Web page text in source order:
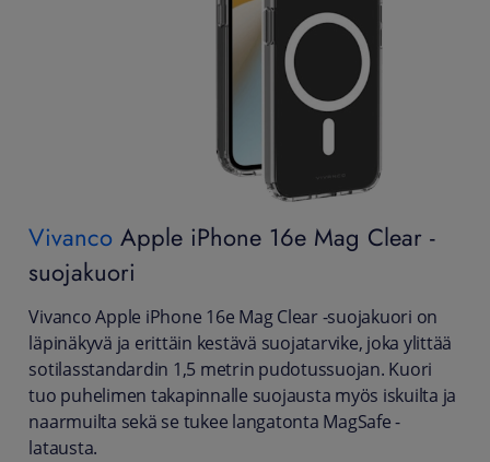
Vivanco Apple iPhone 16e Mag Clear -
suojakuori
Vivanco Apple iPhone 16e Mag Clear -suojakuori on
läpinäkyvä ja erittäin kestävä suojatarvike, joka ylittää
sotilasstandardin 1,5 metrin pudotussuojan. Kuori
tuo puhelimen takapinnalle suojausta myös iskuilta ja
naarmuilta sekä se tukee langatonta MagSafe -
latausta.